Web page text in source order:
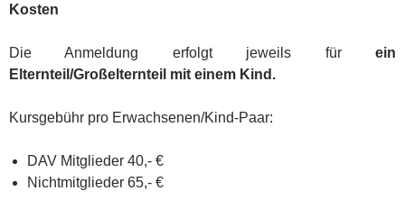
Kosten
Die Anmeldung erfolgt jeweils für ein
Elternteil/Großelternteil mit einem Kind.
Kursgebühr pro Erwachsenen/Kind-Paar:
DAV Mitglieder 40,- €
Nichtmitglieder 65,- €